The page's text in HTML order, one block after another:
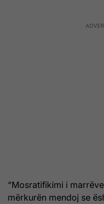
“Mosratifikimi i
mërkurën mendoj se